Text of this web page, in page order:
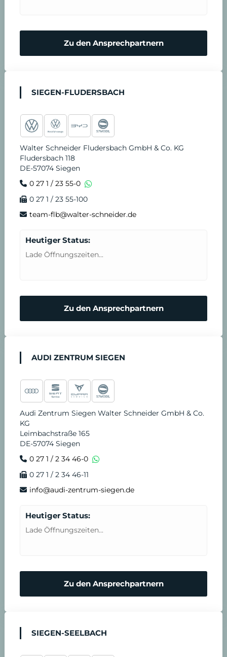
r
r
Zu den Ansprechpartnern
SIEGEN-FLUDERSBACH
Walter Schneider Fludersbach GmbH & Co. KG
Fludersbach 118
DE-57074 Siegen
0 27 1 / 23 55-0
0 27 1 / 23 55-100
team-flb@walter-schneider.de
Heutiger Status:
Lade Öffnungszeiten...
Zu den Ansprechpartnern
AUDI ZENTRUM SIEGEN
Audi Zentrum Siegen Walter Schneider GmbH & Co.
KG
Leimbachstraße 165
DE-57074 Siegen
0 27 1 / 2 34 46-0
0 27 1 / 2 34 46-11
info@audi-zentrum-siegen.de
Heutiger Status:
Lade Öffnungszeiten...
Zu den Ansprechpartnern
SIEGEN-SEELBACH